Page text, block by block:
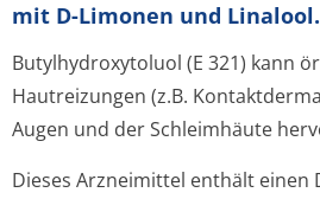
mit D-Limonen und Linalool.
Butylhydroxytoluol (E 321) kann
Hautreizungen (z.B.
Augen und der Schleimhäute
Dieses Arzneimittel enthält einen